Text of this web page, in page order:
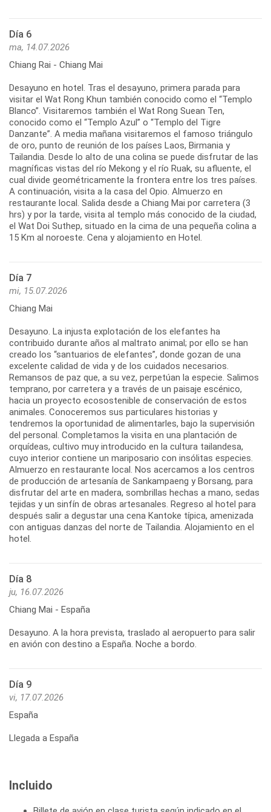
Día 6
ma, 14.07.2026
Chiang Rai - Chiang Mai
Desayuno en hotel. Tras el desayuno, primera parada para
visitar el Wat Rong Khun también conocido como el “Templo
Blanco”. Visitaremos también el Wat Rong Suean Ten,
conocido como el “Templo Azul” o “Templo del Tigre
Danzante”. A media mañana visitaremos el famoso triángulo
de oro, punto de reunión de los países Laos, Birmania y
Tailandia. Desde lo alto de una colina se puede disfrutar de las
magníficas vistas del río Mekong y el río Ruak, su afluente, el
cual divide geométricamente la frontera entre los tres países.
A continuación, visita a la casa del Opio. Almuerzo en
restaurante local. Salida desde a Chiang Mai por carretera (3
hrs) y por la tarde, visita al templo más conocido de la ciudad,
el Wat Doi Suthep, situado en la cima de una pequeña colina a
Día 7
mi, 15.07.2026
Chiang Mai
Desayuno. La injusta explotación de los elefantes ha
contribuido durante años al maltrato animal; por ello se han
creado los “santuarios de elefantes”, donde gozan de una
excelente calidad de vida y de los cuidados necesarios.
Remansos de paz que, a su vez, perpetúan la especie. Salimos
temprano, por carretera y a través de un paisaje escénico,
hacia un proyecto ecosostenible de conservación de estos
animales. Conoceremos sus particulares historias y
tendremos la oportunidad de alimentarles, bajo la supervisión
del personal. Completamos la visita en una plantación de
orquídeas, cultivo muy introducido en la cultura tailandesa,
cuyo interior contiene un mariposario con insólitas especies.
Almuerzo en restaurante local. Nos acercamos a los centros
de producción de artesanía de Sankampaeng y Borsang, para
disfrutar del arte en madera, sombrillas hechas a mano, sedas
tejidas y un sinfín de obras artesanales. Regreso al hotel para
después salir a degustar una cena Kantoke típica, amenizada
con antiguas danzas del norte de Tailandia. Alojamiento en el
Día 8
ju, 16.07.2026
Chiang Mai - España
Desayuno. A la hora prevista, traslado al aeropuerto para salir
Día 9
vi, 17.07.2026
España
Llegada a España
Incluido